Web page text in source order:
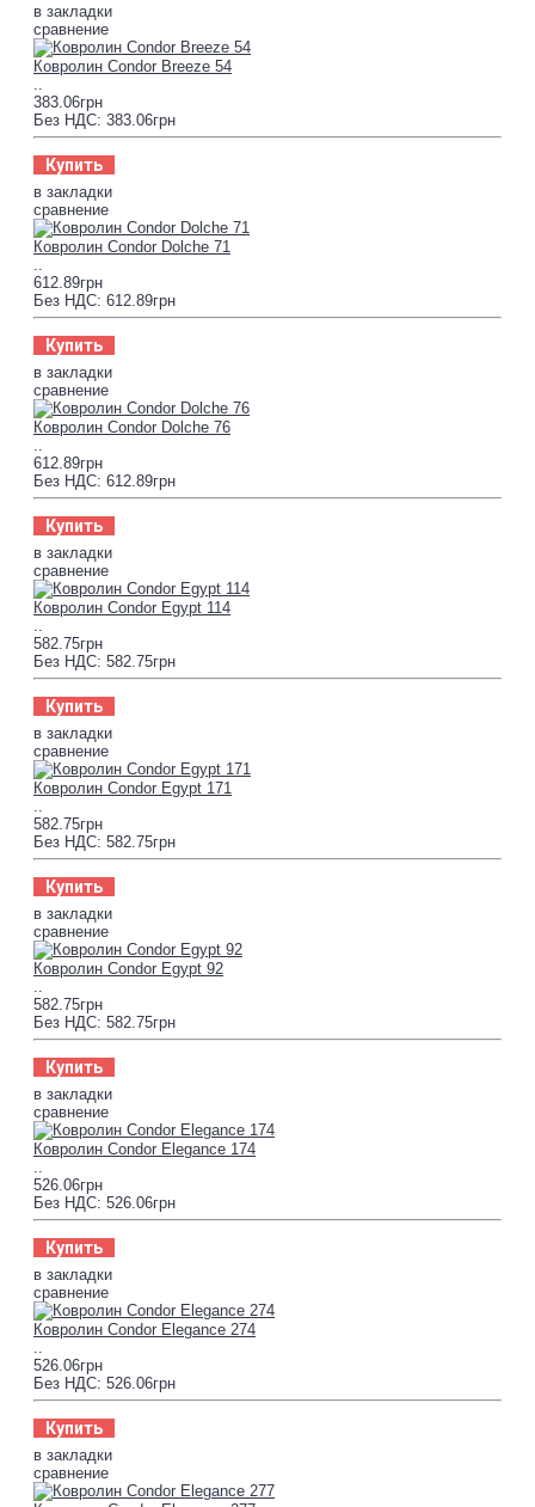
в закладки
сравнение
Ковролин Condor Breeze 54
383.06грн
Без НДС: 383.06грн
Купить
в закладки
сравнение
Ковролин Condor Dolche 71
612.89грн
Без НДС: 612.89грн
Купить
в закладки
сравнение
Ковролин Condor Dolche 76
612.89грн
Без НДС: 612.89грн
Купить
в закладки
сравнение
Ковролин Condor Egypt 114
582.75грн
Без НДС: 582.75грн
Купить
в закладки
сравнение
Ковролин Condor Egypt 171
582.75грн
Без НДС: 582.75грн
Купить
в закладки
сравнение
Ковролин Condor Egypt 92
582.75грн
Без НДС: 582.75грн
Купить
в закладки
сравнение
Ковролин Condor Elegance 174
526.06грн
Без НДС: 526.06грн
Купить
в закладки
сравнение
Ковролин Condor Elegance 274
526.06грн
Без НДС: 526.06грн
Купить
в закладки
сравнение